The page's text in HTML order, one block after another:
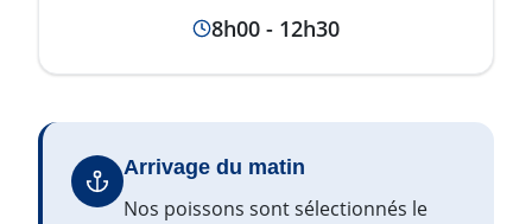
8h00 - 12h30
Arrivage du matin
Nos poissons sont sélectionnés le